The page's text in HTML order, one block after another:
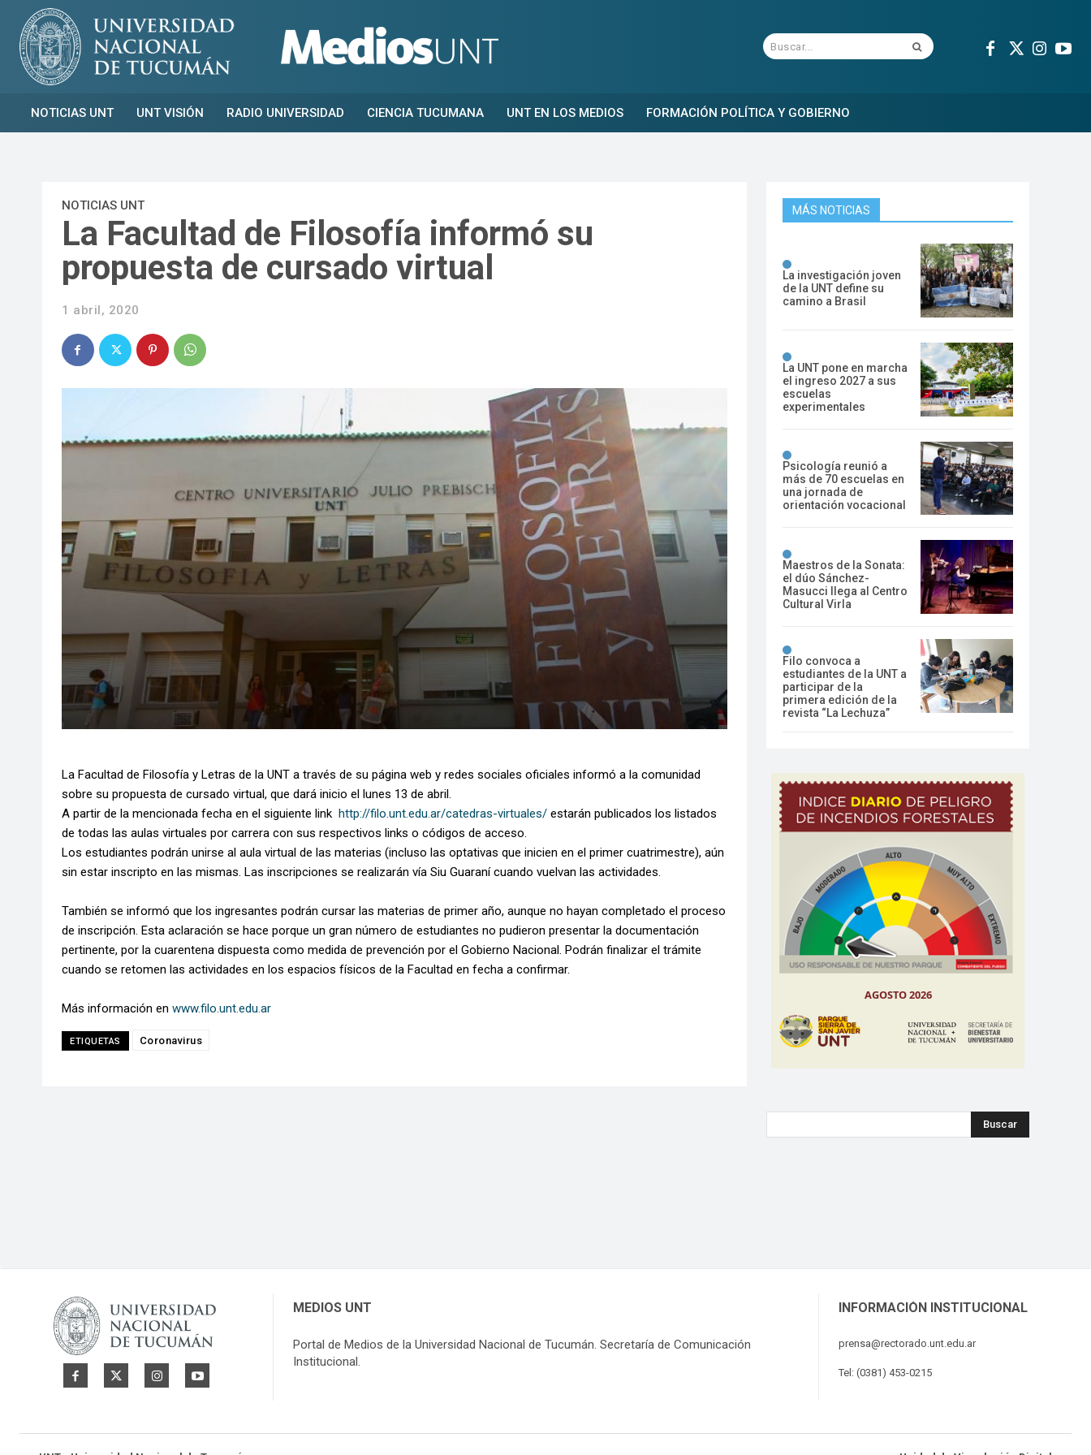
Buscar...
NOTICIAS UNT UNT VISIÓN RADIO UNIVERSIDAD CIENCIA TUCUMANA UNT EN LOS MEDIOS FORMACIÓN POLÍTICA Y GOBIERNO
NOTICIAS UNT
La Facultad de Filosofía informó su
propuesta de cursado virtual
1 abril, 2020
La Facultad de Filosofía y Letras de la UNT a través de su página web y redes sociales oficiales informó a la comunidad
sobre su propuesta de cursado virtual, que dará inicio el lunes 13 de abril.
A partir de la mencionada fecha en el siguiente link http://filo.unt.edu.ar/catedras-virtuales/ estarán publicados los listados
de todas las aulas virtuales por carrera con sus respectivos links o códigos de acceso.
Los estudiantes podrán unirse al aula virtual de las materias (incluso las optativas que inicien en el primer cuatrimestre), aún
sin estar inscripto en las mismas. Las inscripciones se realizarán vía Siu Guaraní cuando vuelvan las actividades.
También se informó que los ingresantes podrán cursar las materias de primer año, aunque no hayan completado el proceso
de inscripción. Esta aclaración se hace porque un gran número de estudiantes no pudieron presentar la documentación
pertinente, por la cuarentena dispuesta como medida de prevención por el Gobierno Nacional. Podrán finalizar el trámite
cuando se retomen las actividades en los espacios físicos de la Facultad en fecha a confirmar.
Más información en www.filo.unt.edu.ar
ETIQUETAS Coronavirus
MÁS NOTICIAS
La investigación joven
de la UNT define su
camino a Brasil
La UNT pone en marcha
el ingreso 2027 a sus
escuelas
experimentales
Psicología reunió a
más de 70 escuelas en
una jornada de
orientación vocacional
Maestros de la Sonata:
el dúo Sánchez-
Masucci llega al Centro
Cultural Virla
Filo convoca a
estudiantes de la UNT a
participar de la
primera edición de la
revista “La Lechuza”
Buscar
MEDIOS UNT
Portal de Medios de la Universidad Nacional de Tucumán. Secretaría de Comunicación
Institucional.
INFORMACIÓN INSTITUCIONAL
prensa@rectorado.unt.edu.ar
Tel: (0381) 453-0215